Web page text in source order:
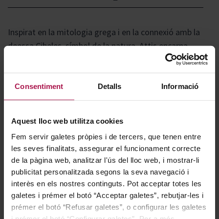
Consentiment Detalls Informació
Aquest lloc web utilitza cookies
Fem servir galetes pròpies i de tercers, que tenen entre
les seves finalitats, assegurar el funcionament correcte
de la pàgina web, analitzar l'ús del lloc web, i mostrar-li
publicitat personalitzada segons la seva navegació i
interès en els nostres continguts. Pot acceptar totes les
galetes i prémer el botó “Acceptar galetes”, rebutjar-les i
prémer el botó “Refusar galetes”, o configurar les galetes
Inspirat en la mitologia grega i en la connexió amb la
deessa Cibeles, símbol de la natura, Attis encarna
l’esperit i la direcció d’aquest celler familiar. Com a vi
emblemàtic del projecte, reflecteix la profunda
admiració i respecte pel vinyer i el seu terrer. Aquest
albariño destaca per la seva autenticitat varietal,
seva marcada personalitat.
Gastronomía
Perfecte per acompanyar marisc, sushi, peixos i una
àmplia varietat de plats de la cuina mediterrània,